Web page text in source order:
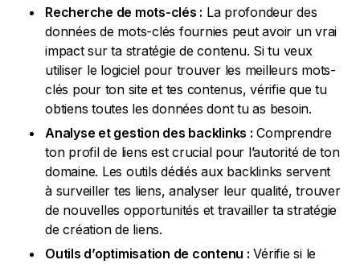
Recherche de mots-clés : La profondeur des
données de mots-clés fournies peut avoir un vrai
impact sur ta stratégie de contenu. Si tu veux
utiliser le logiciel pour trouver les meilleurs mots-
clés pour ton site et tes contenus, vérifie que tu
obtiens toutes les données dont tu as besoin.
Analyse et gestion des backlinks : Comprendre
ton profil de liens est crucial pour l’autorité de ton
domaine. Les outils dédiés aux backlinks servent
à surveiller tes liens, analyser leur qualité, trouver
de nouvelles opportunités et travailler ta stratégie
de création de liens.
Outils d’optimisation de contenu : Vérifie si le